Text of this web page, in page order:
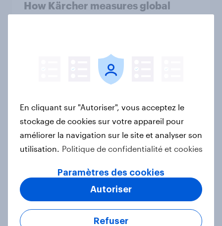
How Kärcher measures global
product ownership with YouGov
Comment les Français se préparent
Monday 2025
Rapport
campagnes, deux réalités
En cliquant sur "Autoriser", vous acceptez le
stockage de cookies sur votre appareil pour
améliorer la navigation sur le site et analyser son
utilisation. Politique de confidentialité et cookies
Paramètres des cookies
Refuser
Autoriser